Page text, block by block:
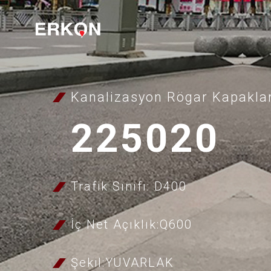
Kanalizasyon Rögar
225020
Trafik Sınıfı: D400
İç Net Açıklık:Q600
Şekil:YUVARLAK